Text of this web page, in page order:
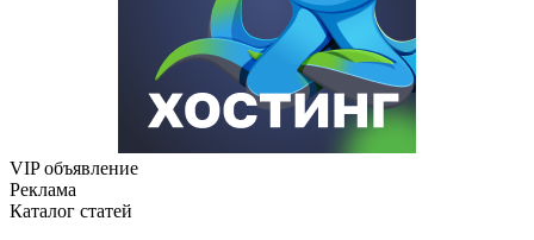
VIP объявление
Реклама
Каталог статей